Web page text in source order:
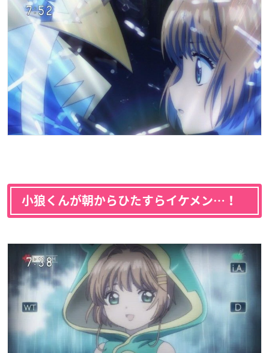
小狼くんが朝からひたすらイケメン…！